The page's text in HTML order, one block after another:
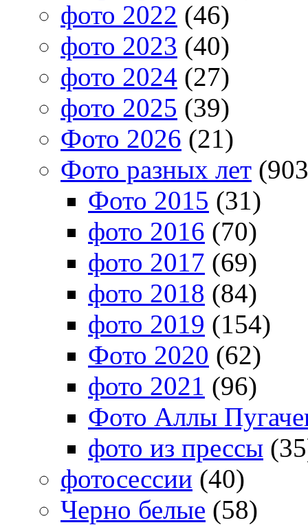
фото 2022 (46)
фото 2023 (40)
фото 2024 (27)
фото 2025 (39)
Фото 2026 (21)
Фото разных лет
Фото 2015 (31)
фото 2016 (70)
фото 2017 (69)
фото 2018 (84)
фото 2019 (154)
Фото 2020 (62)
фото 2021 (96)
Фото Аллы
фото из прессы
фотосессии (40)
Черно белые (58)